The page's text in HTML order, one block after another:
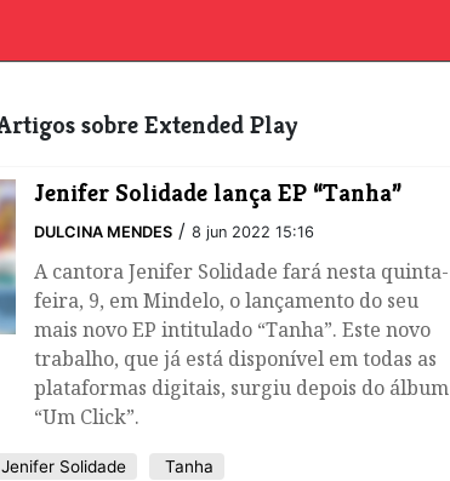
Artigos sobre Extended Play
Jenifer Solidade lança EP “Tanha”
DULCINA MENDES / 8 jun 2022 15:16
​A cantora Jenifer Solidade fará nesta quinta-
feira, 9, em Mindelo, o lançamento do seu
mais novo EP intitulado “Tanha”. Este novo
trabalho, que já está disponível em todas as
plataformas digitais, surgiu depois do álbum
“Um Click”.
Jenifer Solidade Tanha